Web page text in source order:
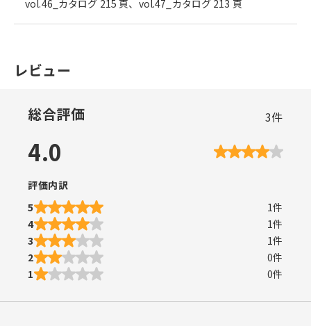
vol.46_カタログ 215 頁、vol.47_カタログ 213 頁
レビュー
総合評価 3件
4.0
評価内訳
5
1件
4
1件
3
1件
2
0件
1
0件